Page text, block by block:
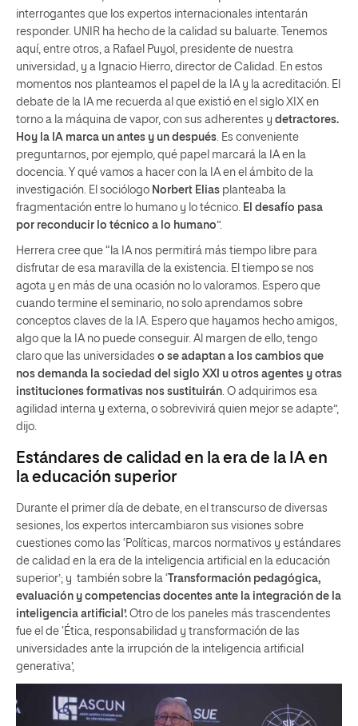
interrogantes que los expertos internacionales intentarán
responder. UNIR ha hecho de la calidad su baluarte. Tenemos
aquí, entre otros, a Rafael Puyol, presidente de nuestra
universidad, y a Ignacio Hierro, director de Calidad. En estos
momentos nos planteamos el papel de la IA y la acreditación. El
debate de la IA me recuerda al que existió en el siglo XIX en
torno a la máquina de vapor, con sus adherentes y detractores.
Hoy la IA marca un antes y un después. Es conveniente
preguntarnos, por ejemplo, qué papel marcará la IA en la
docencia. Y qué vamos a hacer con la IA en el ámbito de la
investigación. El sociólogo Norbert Elias planteaba la
fragmentación entre lo humano y lo técnico. El desafío pasa
por reconducir lo técnico a lo humano”.
Herrera cree que “la IA nos permitirá más tiempo libre para
disfrutar de esa maravilla de la existencia. El tiempo se nos
agota y en más de una ocasión no lo valoramos. Espero que
cuando termine el seminario, no solo aprendamos sobre
conceptos claves de la IA. Espero que hayamos hecho amigos,
algo que la IA no puede conseguir. Al margen de ello, tengo
claro que las universidades o se adaptan a los cambios que
nos demanda la sociedad del siglo XXI u otros agentes y otras
instituciones formativas nos sustituirán. O adquirimos esa
agilidad interna y externa, o sobrevivirá quien mejor se adapte”,
dijo.
Estándares de calidad en la era de la IA en
la educación superior
Durante el primer día de debate, en el transcurso de diversas
sesiones, los expertos intercambiaron sus visiones sobre
cuestiones como las ‘Políticas, marcos normativos y estándares
de calidad en la era de la inteligencia artificial en la educación
superior’; y también sobre la ‘ Transformación pedagógica,
evaluación y competencias docentes ante la integración de la
inteligencia artificial’. Otro de los paneles más trascendentes
fue el de ‘Ética, responsabilidad y transformación de las
universidades ante la irrupción de la inteligencia artificial
generativa’,